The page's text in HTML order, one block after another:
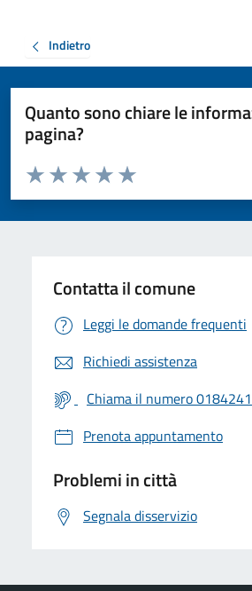
Indietro
Quanto sono chiare le
pagina?
Valuta da 1 a 5 stelle la pagina
Valuta 5 stelle su 5
Valuta 4 stelle su 5
Valuta 3 stelle su 5
Valuta 2 stelle su 5
Valuta 1 stelle su 5
Contatta il comune
Leggi le domande frequenti
Richiedi assistenza
Chiama il numero
Prenota appuntamento
Problemi in città
Segnala disservizio